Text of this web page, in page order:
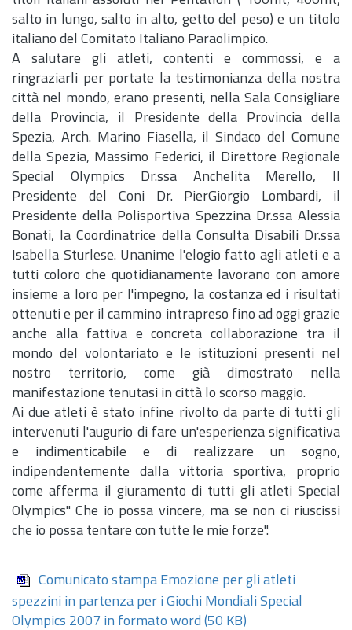
salto in lungo, salto in alto, getto del peso) e un titolo
italiano del Comitato Italiano Paraolimpico.
A salutare gli atleti, contenti e commossi, e a
ringraziarli per portate la testimonianza della nostra
città nel mondo, erano presenti, nella Sala Consigliare
della Provincia, il Presidente della Provincia della
Spezia, Arch. Marino Fiasella, il Sindaco del Comune
della Spezia, Massimo Federici, il Direttore Regionale
Special Olympics Dr.ssa Anchelita Merello, Il
Presidente del Coni Dr. PierGiorgio Lombardi, il
Presidente della Polisportiva Spezzina Dr.ssa Alessia
Bonati, la Coordinatrice della Consulta Disabili Dr.ssa
Isabella Sturlese. Unanime l'elogio fatto agli atleti e a
tutti coloro che quotidianamente lavorano con amore
insieme a loro per l'impegno, la costanza ed i risultati
ottenuti e per il cammino intrapreso fino ad oggi grazie
anche alla fattiva e concreta collaborazione tra il
mondo del volontariato e le istituzioni presenti nel
nostro territorio, come già dimostrato nella
manifestazione tenutasi in città lo scorso maggio.
Ai due atleti è stato infine rivolto da parte di tutti gli
intervenuti l'augurio di fare un'esperienza significativa
e indimenticabile e di realizzare un sogno,
indipendentemente dalla vittoria sportiva, proprio
come afferma il giuramento di tutti gli atleti Special
Olympics" Che io possa vincere, ma se non ci riuscissi
che io possa tentare con tutte le mie forze".
Comunicato stampa Emozione per gli atleti
spezzini in partenza per i Giochi Mondiali Special
Olympics 2007 in formato word (50 KB)